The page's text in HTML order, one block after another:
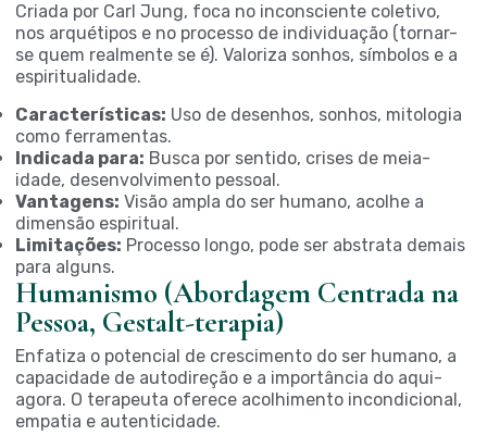
Criada por Carl Jung, foca no inconsciente coletivo,
nos arquétipos e no processo de individuação (tornar-
se quem realmente se é). Valoriza sonhos, símbolos e a
espiritualidade.
Características: Uso de desenhos, sonhos, mitologia
como ferramentas.
Indicada para: Busca por sentido, crises de meia-
idade, desenvolvimento pessoal.
Vantagens: Visão ampla do ser humano, acolhe a
dimensão espiritual.
Limitações: Processo longo, pode ser abstrata demais
para alguns.
Humanismo (Abordagem Centrada na
Pessoa, Gestalt-terapia)
Enfatiza o potencial de crescimento do ser humano, a
capacidade de autodireção e a importância do aqui-
agora. O terapeuta oferece acolhimento incondicional,
empatia e autenticidade.